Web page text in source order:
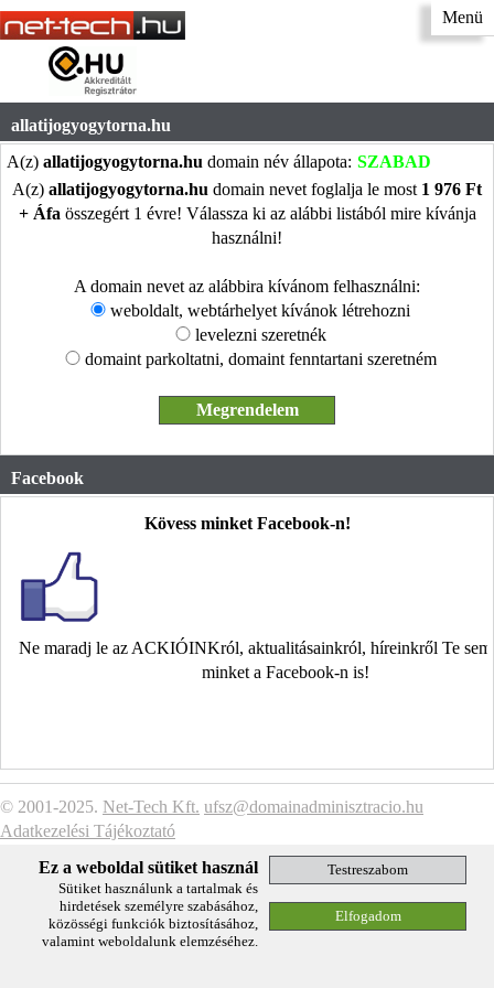
Menü
allatijogyogytorna.hu
A(z) allatijogyogytorna.hu domain név állapota: SZABAD
A(z) allatijogyogytorna.hu domain nevet foglalja le most 1 976 Ft
+ Áfa összegért 1 évre! Válassza ki az alábbi listából mire kívánja
használni!
A domain nevet az alábbira kívánom felhasználni:
weboldalt, webtárhelyet kívánok létrehozni
levelezni szeretnék
domaint parkoltatni, domaint fenntartani szeretném
Facebook
Kövess minket Facebook-n!
Ne maradj le az ACKIÓINKról, aktualitásainkról, híreinkről Te
minket a Facebook-n is!
© 2001-2025. Net-Tech Kft. ufsz@domainadminisztracio.hu
Adatkezelési Tájékoztató
Ez a weboldal sütiket használ
Sütiket használunk a tartalmak és
hirdetések személyre szabásához,
közösségi funkciók biztosításához,
valamint weboldalunk elemzéséhez.